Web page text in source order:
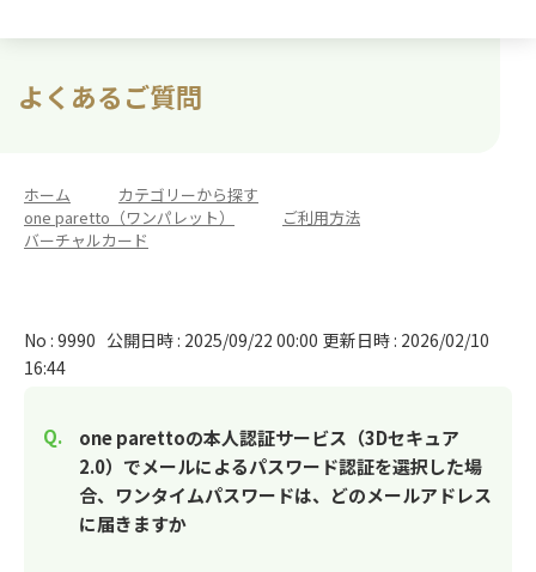
よくあるご質問
ホーム カテゴリーから探す
one paretto（ワンパレット）
ご利用方法
バーチャルカード
No : 9990 公開日時 : 2025/09/22 00:00 更新日時 : 2026/02/10
16:44
one parettoの本人認証サービス（3Dセキュア
2.0）でメールによるパスワード認証を選択した場
合、ワンタイムパスワードは、どのメールアドレス
に届きますか